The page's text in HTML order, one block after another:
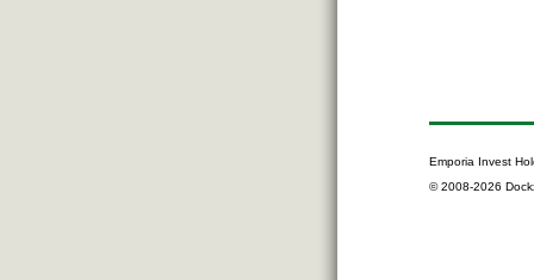
Emporia Invest
© 2008-2026